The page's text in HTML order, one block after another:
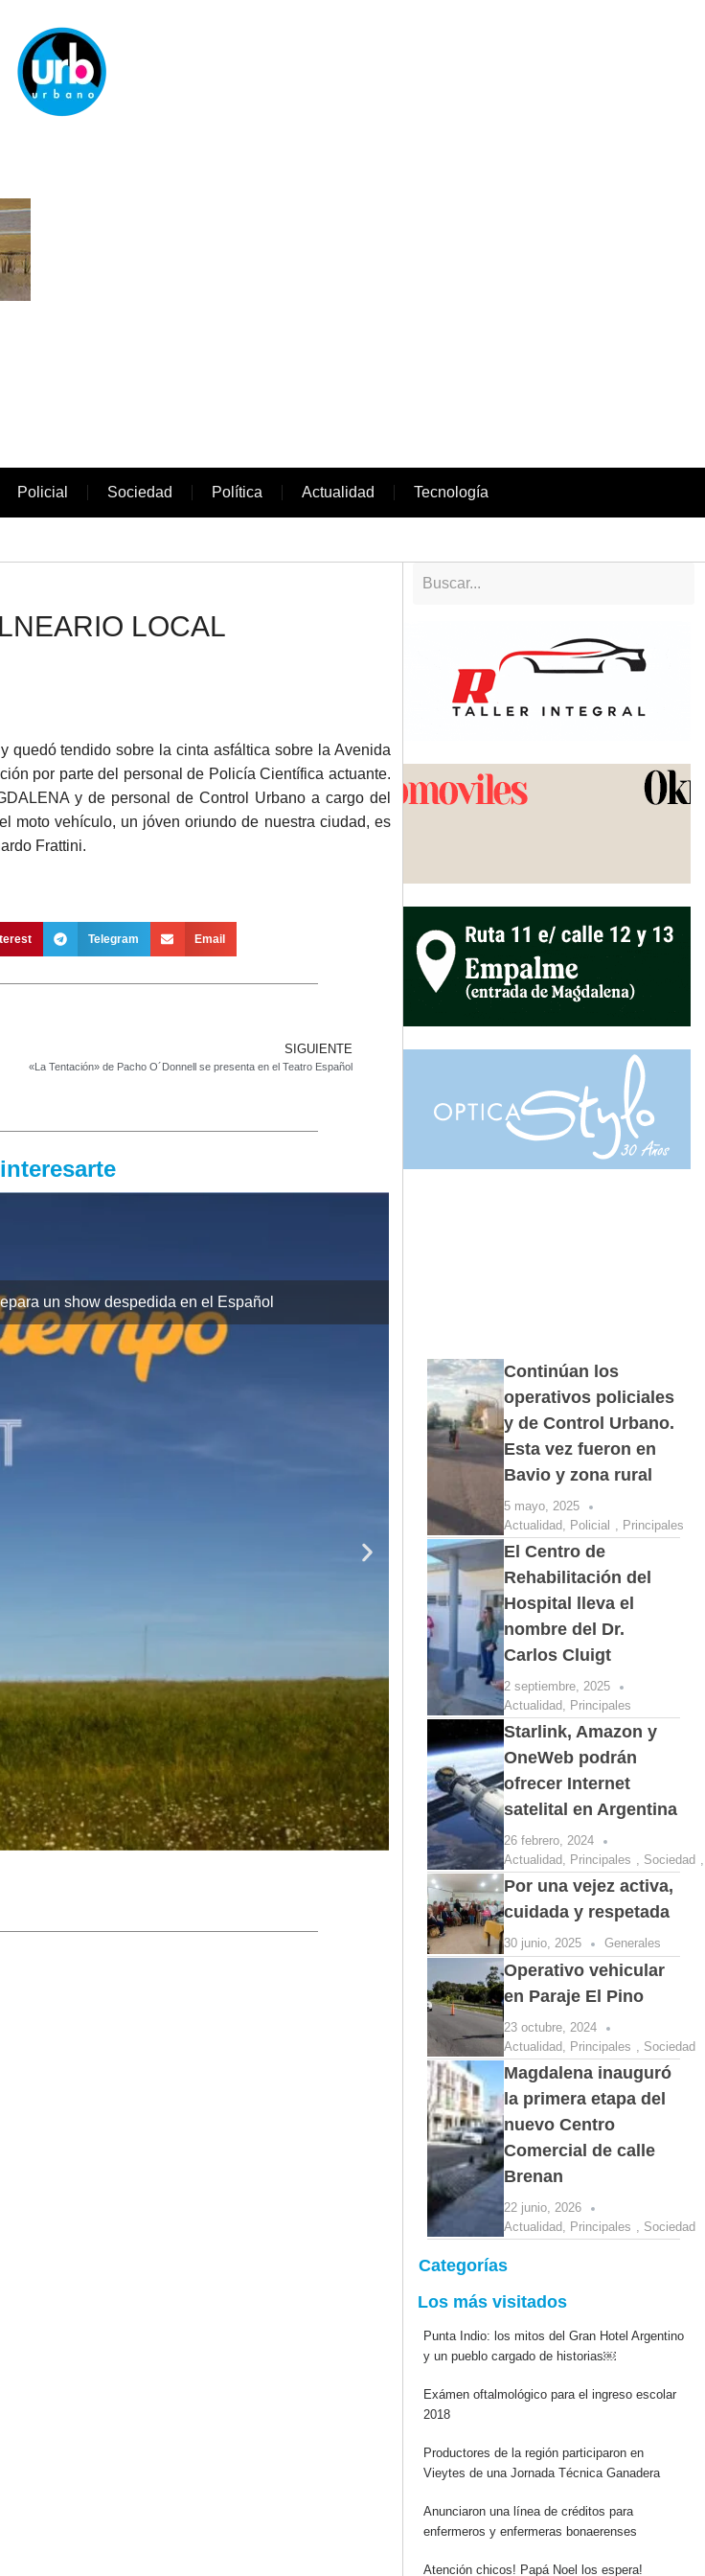
Policial Sociedad Política Actualidad Tecnología
LOCAL
quedó tendido sobre la cinta asfáltica sobre la Avenida
por parte del personal de Policía Científica actuante.
y de personal de Control Urbano a cargo del
moto vehículo, un jóven oriundo de nuestra ciudad, es
Frattini.
Telegram Email
SIGUIENTE
«La Tentación» de Pacho O´Donnell se presenta en el Teatro Español
un show despedida en el Español
Continúan los
operativos policiales
y de Control Urbano.
Esta vez fueron en
Bavio y zona rural
5 mayo, 2025
Actualidad, Policial , Principales
El Centro de
Rehabilitación del
Hospital lleva el
nombre del Dr.
Carlos Cluigt
2 septiembre, 2025
Actualidad, Principales
Starlink, Amazon y
OneWeb podrán
ofrecer Internet
satelital en Argentina
26 febrero, 2024
Actualidad, Principales , Sociedad
Por una vejez activa,
cuidada y respetada
30 junio, 2025 Generales
Operativo vehicular
en Paraje El Pino
23 octubre, 2024
Actualidad, Principales , Sociedad
Magdalena inauguró
la primera etapa del
nuevo Centro
Comercial de calle
Brenan
22 junio, 2026
Actualidad, Principales , Sociedad
Categorías
Los más visitados
Punta Indio: los mitos del Gran Hotel Argentino
y un pueblo cargado de historias￼
Exámen oftalmológico para el ingreso escolar
2018
Productores de la región participaron en
Vieytes de una Jornada Técnica Ganadera
Anunciaron una línea de créditos para
enfermeros y enfermeras bonaerenses
Atención chicos! Papá Noel los espera!